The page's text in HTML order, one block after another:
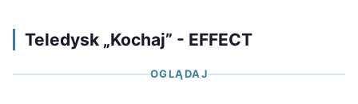
Teledysk „Kochaj” - EFFECT
OGLĄDAJ